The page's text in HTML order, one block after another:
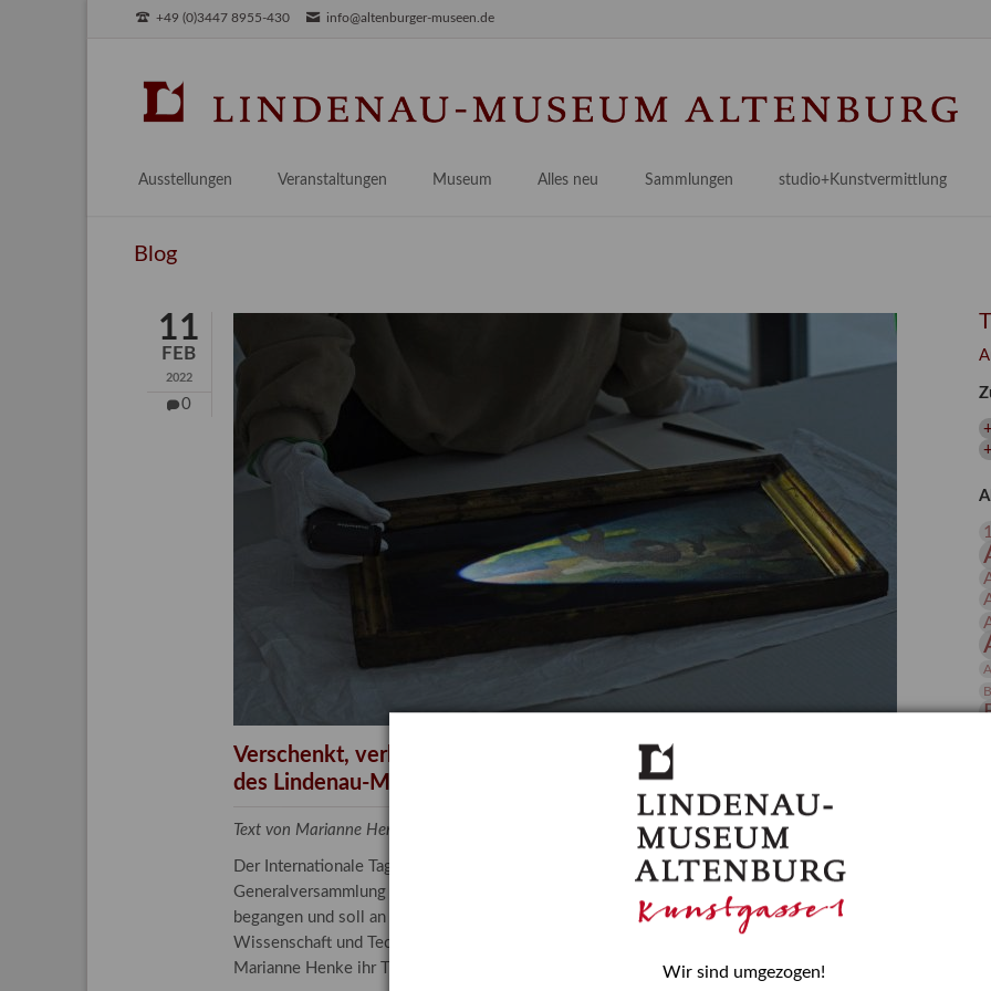
+49 (0)3447 8955-430 info@altenburger-museen.de
Ausstellungen
Aktuell
Veranstaltungen Museum
Praktikum / Praxisprojekt
Bestandskataloge & Editionen
Gesamtverzeichnis
Kalender
Alles neu
Provenienzforschung
Kulturelle Vermittlung
Länderübergreifende kulturtouristische Ziele
Sammlungen
Malerei 17.–19. Jh.
Deutsche Malerei 20./21. Jh.
Grafische Sammlung
Kunstbibliothek
Restaurierung
Forschung
studio+Kunstvermittlung
Angebote für Erwachsene
Angebote für Kitas
Blog
11
FEB
2022
0
Verschenkt, verkauft, vergessen? – Kunstdetektivinnen im Dienste
des Lindenau-Museums
Text von Marianne Henke, Provenienzforscherin am Lindenau-Museum Altenburg
Der Internationale Tag der Frauen und Mädchen in der Wissenschaft wurde 2015 in der
Generalversammlung der Vereinten Nationen beschlossen. Er wird jährlich am 11. Februar
begangen und soll an die entscheidende Rolle erinnern, die Mädchen und Frauen in
Wissenschaft und Technologie spielen. In ihrem Blogbeitrag stellt Provenienzforscherin
Marianne Henke ihr Tätigkeitsfeld vor.
Wir sind umgezogen!